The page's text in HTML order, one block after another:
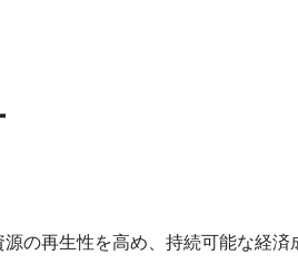
の再生性を高め、持続可能な経